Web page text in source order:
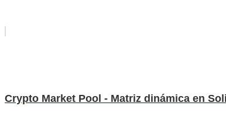
Crypto Market Pool - Matriz dinámica en